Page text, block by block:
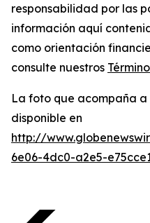
responsabilidad por las
información aquí
como orientación
consulte nuestros
La foto que acompaña a
disponible en
http://
6e06-4dc0-a2e5-